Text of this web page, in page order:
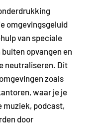
omgevingsgeluid
van speciale
opvangen en
neutraliseren. Dit
zoals
waar je je
muziek, podcast,
door